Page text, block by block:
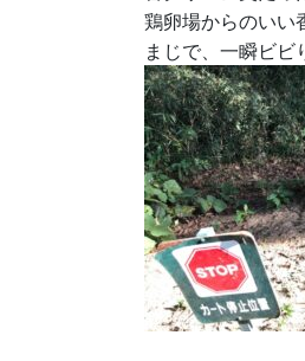
鶏卵場からのいい
まじで、一瞬ビビ